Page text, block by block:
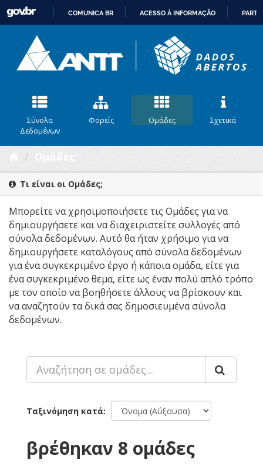
CONTEÚDO
COMUNICA BR ACESSO À INFORMAÇÃO
Σύνολα
Δεδομένων
Φορείς Ομάδες Σχετικά
Τι είναι οι Ομάδες;
Μπορείτε να χρησιμοποιήσετε τις Ομάδες για να
δημιουργήσετε και να διαχειριστείτε συλλογές από
σύνολα δεδομένων. Αυτό θα ήταν χρήσιμο για να
δημιουργήσετε καταλόγους από σύνολα δεδομένων
για ένα συγκεκριμένο έργο ή κάποια ομάδα, είτε για
ένα συγκεκριμένο θεμα, είτε ως έναν πολύ απλό τρόπο
με τον οποίο να βοηθήσετε άλλους να βρίσκουν και
να αναζητούν τα δικά σας δημοσιευμένα σύνολα
δεδομένων.
Ταξινόμηση κατά
βρέθηκαν 8 ομάδες